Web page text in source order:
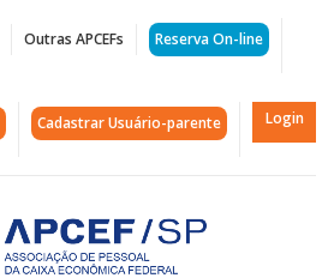
Outras APCEFs Reserva On-line
Cadastrar Usuário-parente Login